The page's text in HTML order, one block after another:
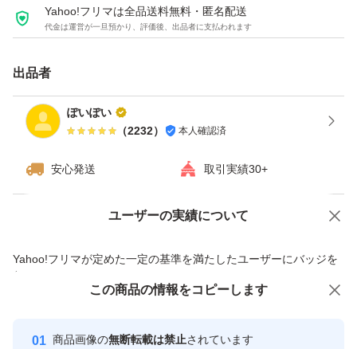
Yahoo!フリマは全品送料無料・匿名配送
代金は運営が一旦預かり、評価後、出品者に支払われます
出品者
ぽいぽい
（2232） 本人確認済
安心発送 取引実績30+
ユーザーの実績について
Yahoo!フリマが定めた一定の基準を満たしたユーザーにバッジを
付与しています
安心取引出品者
心・安全なユーザーです
価格の相談 商品への質問
この商品の情報をコピーします
商品画像の無断転載は禁止されています
この商品をみている人にオススメ